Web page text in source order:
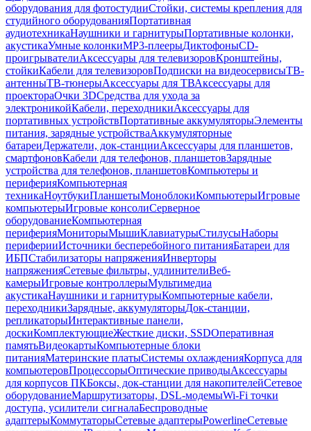
оборудования для фотостудииСтойки, системы крепления для
студийного оборудованияПортативная
аудиотехникаНаушники и гарнитурыПортативные колонки,
акустикаУмные колонкиMP3-плеерыДиктофоныCD-
проигрывателиАксессуары для телевизоровКронштейны,
стойкиКабели для телевизоровПодписки на видеосервисыТВ-
антенныТВ-тюнерыАксессуары для ТВАксессуары для
проектораОчки 3DСредства для ухода за
электроникойКабели, переходникиАксессуары для
портативных устройствПортативные аккумуляторыЭлементы
питания, зарядные устройстваАккумуляторные
батареиДержатели, док-станцииАксессуары для планшетов,
смартфоновКабели для телефонов, планшетовЗарядные
устройства для телефонов, планшетовКомпьютеры и
периферияКомпьютерная
техникаНоутбукиПланшетыМоноблокиКомпьютерыИгровые
компьютерыИгровые консолиСерверное
оборудованиеКомпьютерная
периферияМониторыМышиКлавиатурыСтилусыНаборы
периферииИсточники бесперебойного питанияБатареи для
ИБПСтабилизаторы напряженияИнверторы
напряженияСетевые фильтры, удлинителиВеб-
камерыИгровые контроллерыМультимедиа
акустикаНаушники и гарнитурыКомпьютерные кабели,
переходникиЗарядные, аккумуляторыДок-станции,
репликаторыИнтерактивные панели,
доскиКомплектующиеЖесткие диски, SSDОперативная
памятьВидеокартыКомпьютерные блоки
питанияМатеринские платыСистемы охлажденияКорпуса для
компьютеровПроцессорыОптические приводыАксессуары
для корпусов ПКБоксы, док-станции для накопителейСетевое
оборудованиеМаршрутизаторы, DSL-модемыWi-Fi точки
доступа, усилители сигналаБеспроводные
адаптерыКоммутаторыСетевые адаптерыPowerlineСетевые